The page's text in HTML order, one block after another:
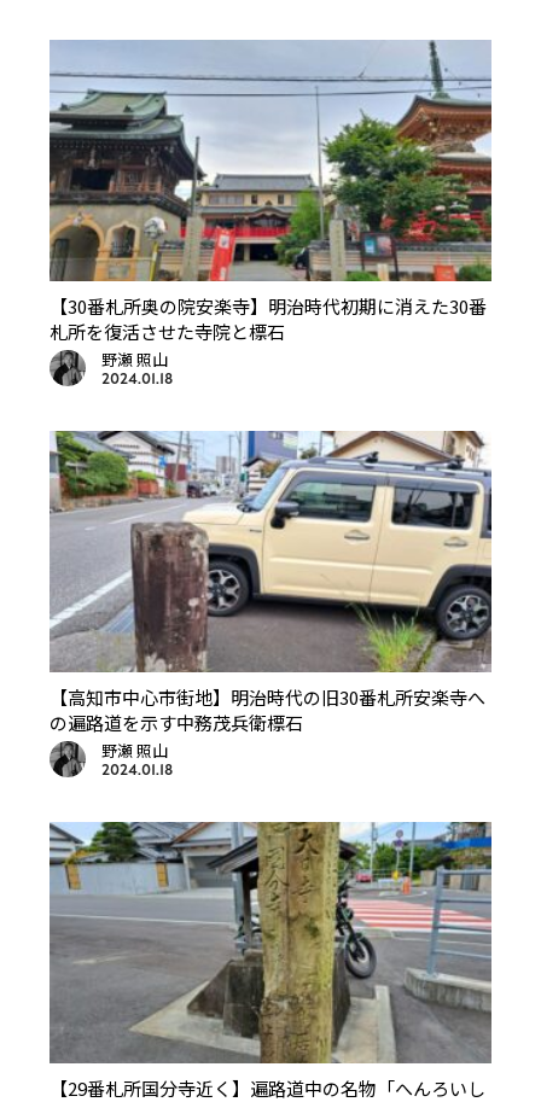
【30番札所奥の院安楽寺】明治時代初期に消えた30番
札所を復活させた寺院と標石
野瀬 照山
2024.01.18
【高知市中心市街地】明治時代の旧30番札所安楽寺へ
の遍路道を示す中務茂兵衛標石
野瀬 照山
2024.01.18
【29番札所国分寺近く】遍路道中の名物「へんろいし